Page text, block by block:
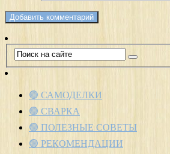
🟢 САМОДЕЛКИ
🟢 СВАРКА
🟢 ПОЛЕЗНЫЕ СОВЕТЫ
🟢 РЕКОМЕНДАЦИИ